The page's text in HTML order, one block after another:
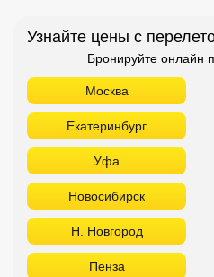
Узнайте цены с
Бронируйте онлайн
Москва
Екатеринбург
Уфа
Новосибирск
Н. Новгород
Пенза